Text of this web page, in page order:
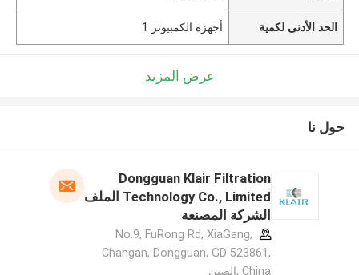
الحد الأدنى لكمية أجهزة الكمبيوتر 1
عرض المزيد
حول نا
Dongguan Klair Filtration
Technology Co., Limited الملف
الشركة المصنعة
No.9, FuRong Rd, XiaGang,
Changan, Dongguan, GD 523861,
China ,الصين